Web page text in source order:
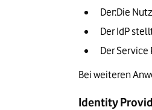
Der:Die
Der IdP
Der Service
Bei weiteren
Identity